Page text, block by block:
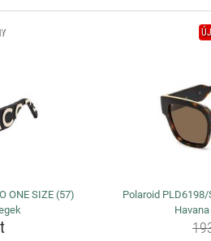
ONE SIZE (57)
Polaroid